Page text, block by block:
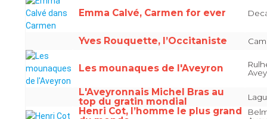
Emma Calvé, Carmen for ever
Yves Rouquette, l’Occitaniste
Les mounaques de l'Aveyron
L'Aveyronnais Michel Bras au
top du gratin mondial
Henri Cot, l’homme le plus grand